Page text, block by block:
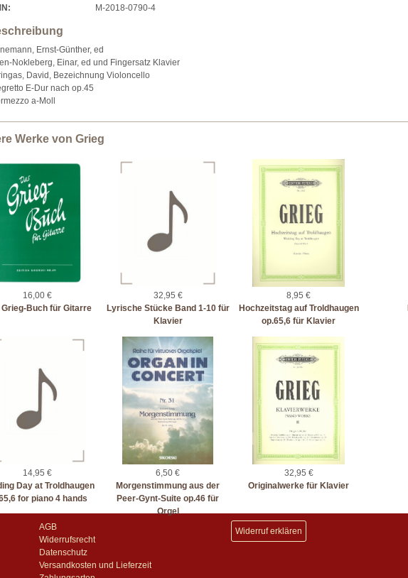
M-2018-0790-4
Ernst-Günther, ed
Nokleberg, Einar, ed und Fingersatz Klavier
David, Bezeichnung Violoncello
E-Dur nach op.45
a-Moll
Werke von Grieg
16,00 €
Grieg-Buch für Gitarre
32,95 €
Lyrische Stücke Band 1-10 für
Klavier
8,95 €
Hochzeitstag auf Troldhaugen
op.65,6 für Klavier
14,95 €
Day at Troldhaugen
for piano 4 hands
6,50 €
Morgenstimmung aus der
Peer-Gynt-Suite op.46 für
Orgel
32,95 €
Originalwerke für Klavier
AGB
Widerrufsrecht
Datenschutz
Versandkosten und Lieferzeit
Widerruf erklären